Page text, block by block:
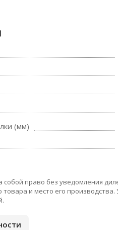
(мм)
собой право без уведомления
и место его